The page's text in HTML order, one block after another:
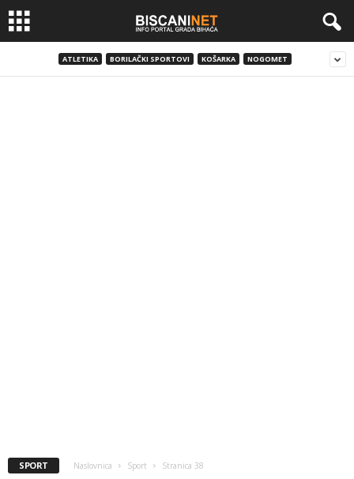
ATLETIKA BORILAČKI SPORTOVI KOŠARKA NOGOMET
SPORT Naslovnica Sport Stranica 38